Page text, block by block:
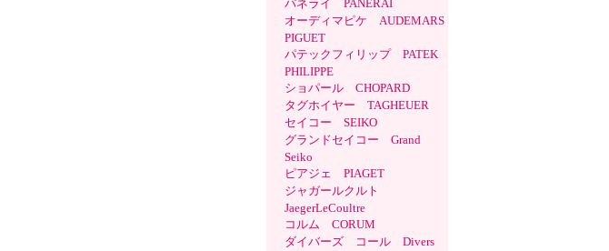
パネライ PANERAI
オーディマピケ AUDEMARS
PIGUET
パテックフィリップ PATEK
PHILIPPE
ショパール CHOPARD
タグホイヤー TAGHEUER
セイコー SEIKO
グランドセイコー Grand
Seiko
ピアジェ PIAGET
ジャガールクルト
JaegerLeCoultre
コルム CORUM
ダイバーズ コール Divers